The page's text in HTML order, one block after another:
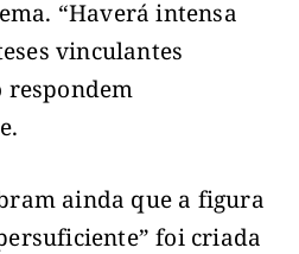
“Haverá intensa
vinculantes
ainda que a figura
foi criada